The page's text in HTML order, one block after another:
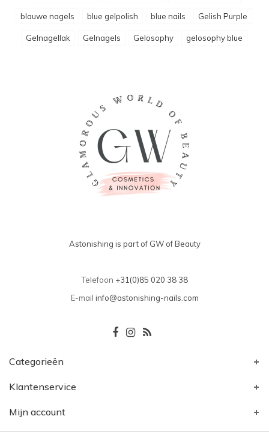
blauwe nagels blue gelpolish blue nails Gelish Purple
Gelnagellak Gelnagels Gelosophy gelosophy blue
Astonishing is part of GW of Beauty
Telefoon +31(0)85 020 38 38
E-mail info@astonishing-nails.com
Categorieën
Klantenservice
Mijn account